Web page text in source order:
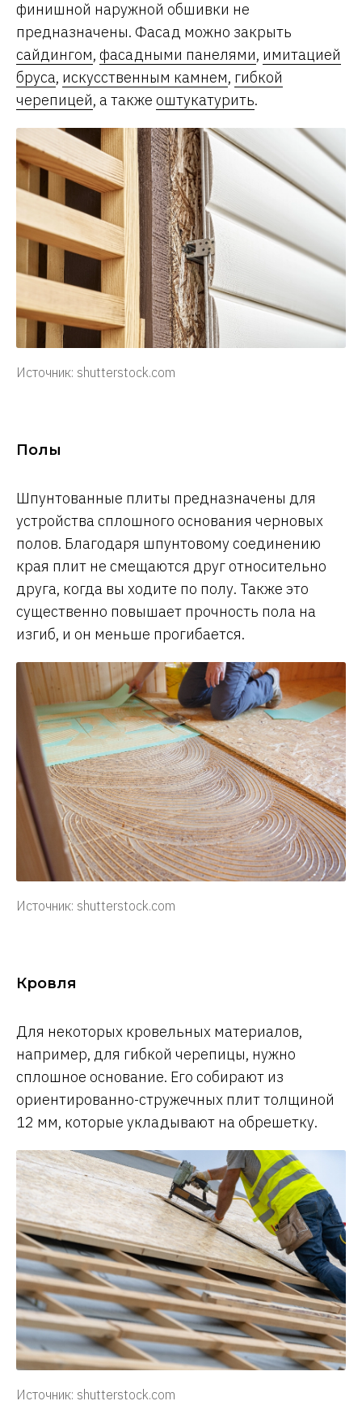
финишной наружной обшивки не
предназначены. Фасад можно закрыть
сайдингом, фасадными панелями, имитацией
бруса, искусственным камнем, гибкой
черепицей, а также оштукатурить.
Источник: shutterstock.com
Полы
Шпунтованные плиты предназначены для
устройства сплошного основания черновых
полов. Благодаря шпунтовому соединению
края плит не смещаются друг относительно
друга, когда вы ходите по полу. Также это
существенно повышает прочность пола на
изгиб, и он меньше прогибается.
Источник: shutterstock.com
Кровля
Для некоторых кровельных материалов,
например, для гибкой черепицы, нужно
сплошное основание. Его собирают из
ориентированно-стружечных плит толщиной
12 мм, которые укладывают на обрешетку.
Источник: shutterstock.com